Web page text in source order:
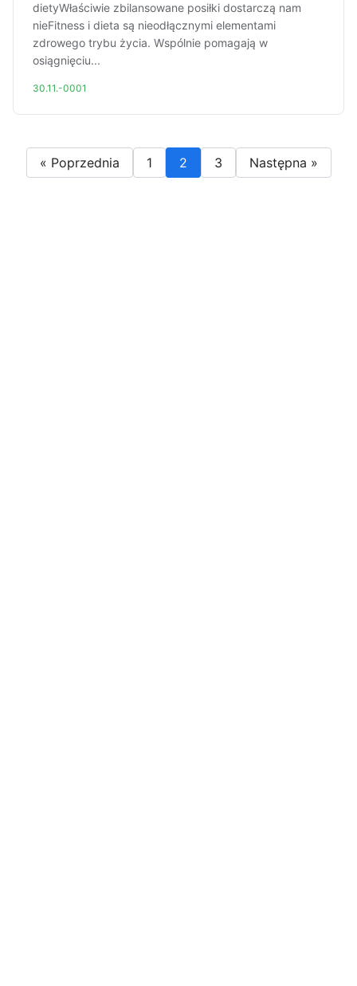
dietyWłaściwie zbilansowane posiłki dostarczą nam
nieFitness i dieta są nieodłącznymi elementami
zdrowego trybu życia. Wspólnie pomagają w
osiągnięciu...
30.11.-0001
« Poprzednia 1 2 3 Następna »